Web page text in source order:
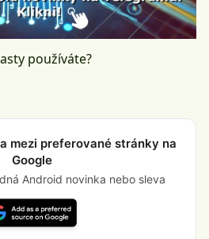
používáte?
mezi preferované stránky na
Google
Android novinka nebo sleva